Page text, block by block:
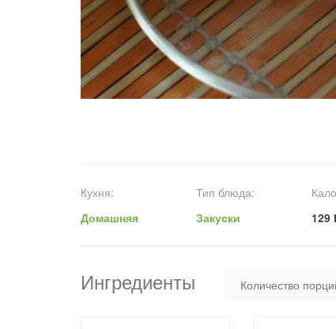
Кухня:
Домашняя
Тип блюда:
Закуски
129
Ингредиенты Количество